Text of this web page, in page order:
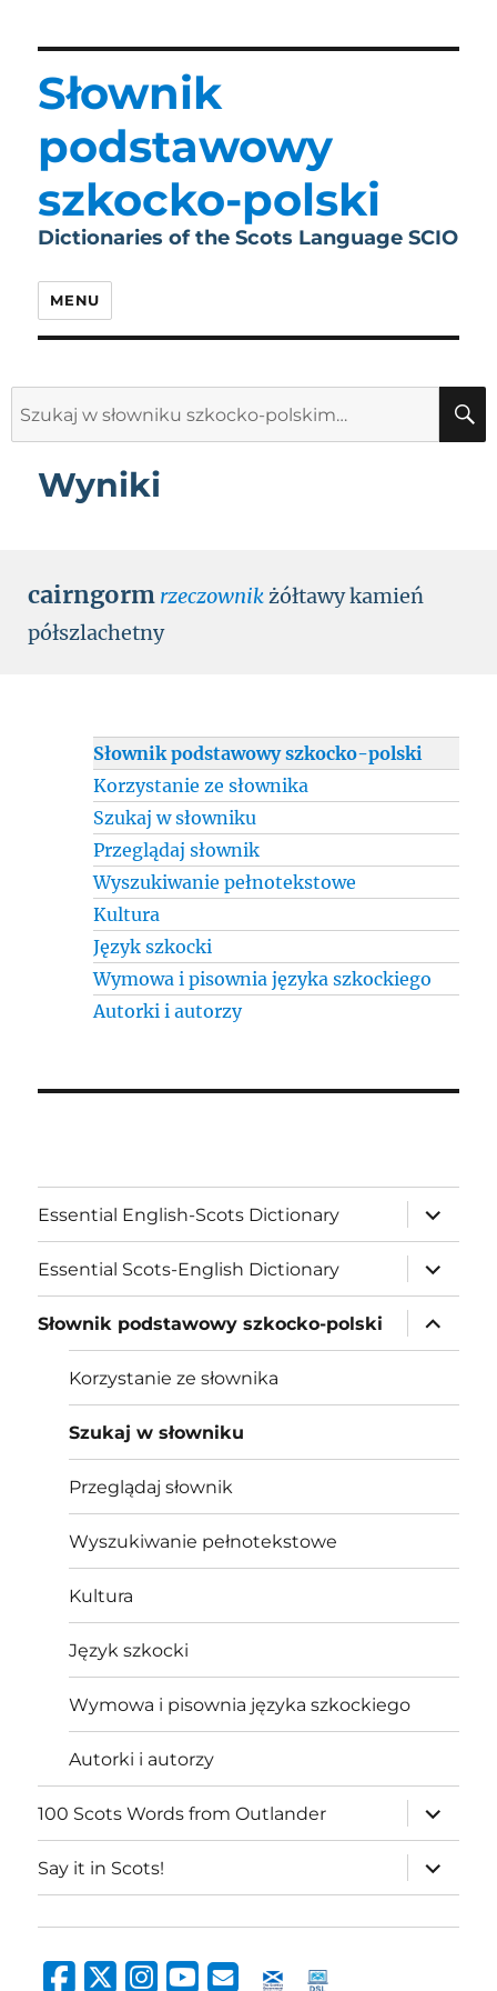
Słownik
podstawowy
szkocko-polski
Dictionaries of the Scots Language SCIO
MENU
Wyniki
cairngorm rzeczownikżółtawy kamień
półszlachetny
Słownik podstawowy szkocko-polski
Korzystanie ze słownika
Szukaj w słowniku
Przeglądaj słownik
Wyszukiwanie pełnotekstowe
Kultura
Język szkocki
Wymowa i pisownia języka szkockiego
Autorki i autorzy
Essential English-Scots Dictionary
expand
child
menu
Essential Scots-English Dictionary
expand
child
menu
Słownik podstawowy szkocko-polski
expand
child
menu
Korzystanie ze słownika
Szukaj w słowniku
Przeglądaj słownik
Wyszukiwanie pełnotekstowe
Kultura
Język szkocki
Wymowa i pisownia języka szkockiego
Autorki i autorzy
100 Scots Words from Outlander
expand
child
menu
Say it in Scots!
expand
child
menu